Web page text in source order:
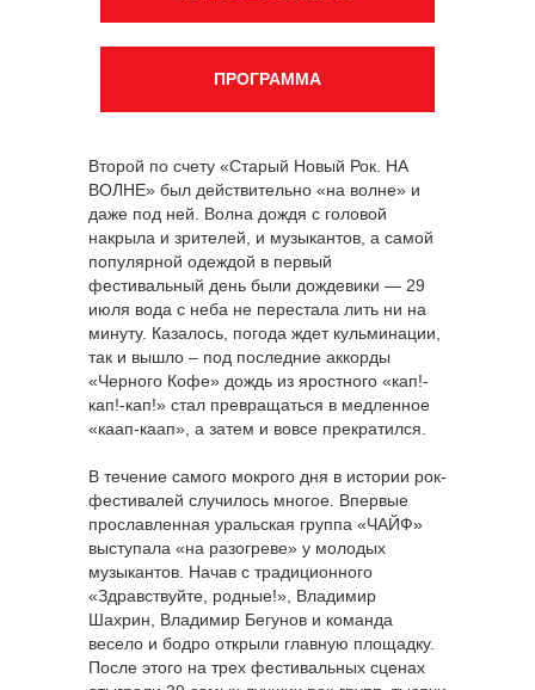
Второй по счету «Старый Новый Рок. НА
ВОЛНЕ» был действительно «на волне» и
даже под ней. Волна дождя с головой
накрыла и зрителей, и музыкантов, а самой
популярной одеждой в первый
фестивальный день были дождевики — 29
июля вода с неба не перестала лить ни на
минуту. Казалось, погода ждет кульминации,
так и вышло – под последние аккорды
«Черного Кофе» дождь из яростного «кап!-
кап!-кап!» стал превращаться в медленное
«каап-каап», а затем и вовсе прекратился.
В течение самого мокрого дня в истории рок-
фестивалей случилось многое. Впервые
прославленная уральская группа «ЧАЙФ»
выступала «на разогреве» у молодых
музыкантов. Начав с традиционного
«Здравствуйте, родные!», Владимир
Шахрин, Владимир Бегунов и команда
весело и бодро открыли главную площадку.
После этого на трех фестивальных сценах
ПРОГРАММА